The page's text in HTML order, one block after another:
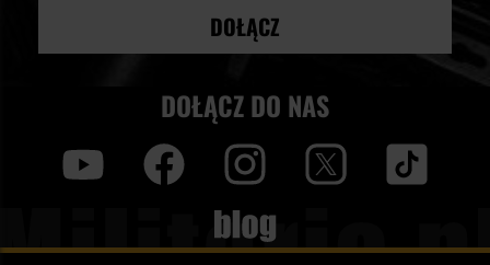
DOŁĄCZ
DOŁĄCZ DO NAS
Blog